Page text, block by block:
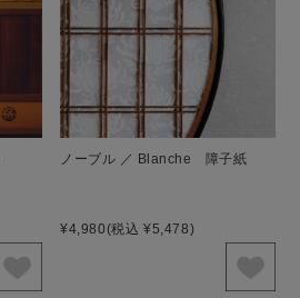
ノーブル ／ Blanche 障子紙
¥4,980(税込 ¥5,478)